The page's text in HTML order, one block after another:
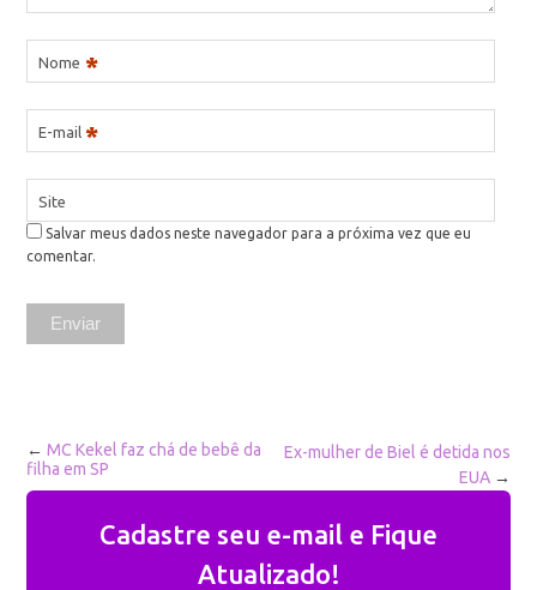
Nome *
E-mail *
Site
Salvar meus dados neste navegador para a próxima vez que eu
comentar.
←MC Kekel faz chá de bebê da
filha em SP
Ex-mulher de Biel é detida nos
EUA→
Cadastre seu e-mail e Fique
Atualizado!